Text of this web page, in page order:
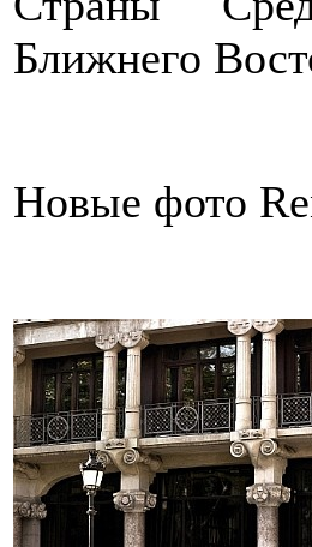
Ближнего
Новые фото